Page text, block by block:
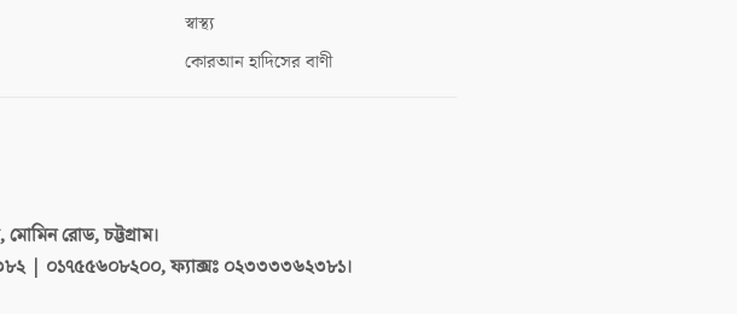
স্বাস্থ্য
কোরআন হাদিসের বাণী
রোড, চট্টগ্রাম।
| ০১৭৫৫৬০৮২০০, ফ্যাক্সঃ ০২৩৩৩৩৬২৩৮১।